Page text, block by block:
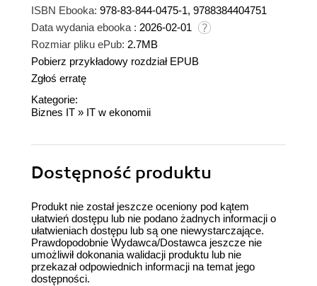
ISBN Ebooka: 978-83-844-0475-1, 9788384404751
Data wydania ebooka : 2026-02-01
Rozmiar pliku ePub: 2.7MB
Pobierz przykładowy rozdział EPUB
Zgłoś erratę
Kategorie:
Biznes IT » IT w ekonomii
Dostępność produktu
Produkt nie został jeszcze oceniony pod kątem
ułatwień dostępu lub nie podano żadnych informacji o
ułatwieniach dostępu lub są one niewystarczające.
Prawdopodobnie Wydawca/Dostawca jeszcze nie
umożliwił dokonania walidacji produktu lub nie
przekazał odpowiednich informacji na temat jego
dostępności.